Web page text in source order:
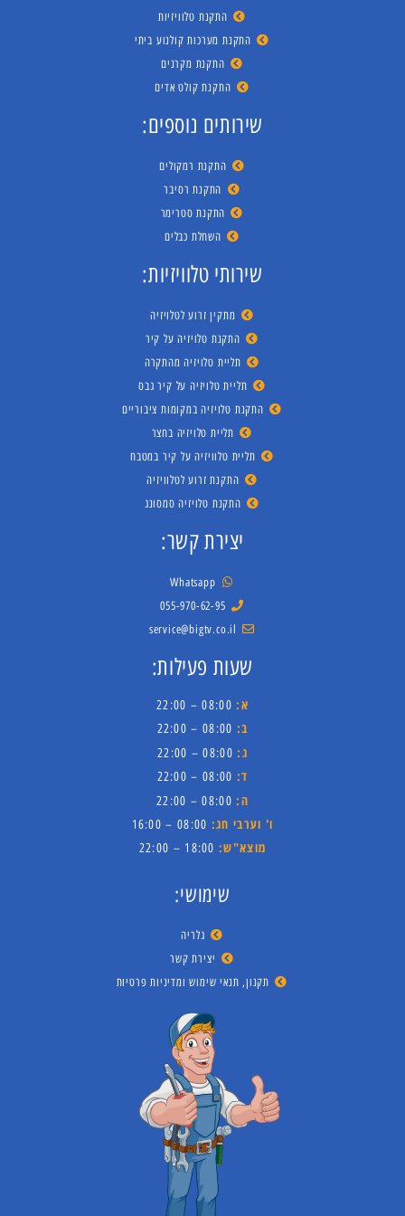
התקנת טלוויזיות
התקנת מערכות קולנוע ביתי
התקנת מקרנים
התקנת קולט אדים
שירותים נוספים:
התקנת רמקולים
התקנת רסיבר
התקנת סטרימר
השחלת כבלים
שירותי טלוויזיות:
מתקין זרוע לטלויזיה
התקנת טלויזיה על קיר
תליית טלויזיה מהתקרה
תליית טלויזיה על קיר גבס
התקנת טלויזיה במקומות ציבוריים
תליית טלויזיה בחצר
תליית טלוויזיה על קיר במטבח
התקנת זרוע לטלוויזיה
התקנת טלויזיה סמסונג
יצירת קשר:
Whatsapp
055-970-62-95
service@bigtv.co.il
שעות פעילות:
א:08:00 – 22:00
ב:
ג:08:00 – 22:00
ד:
ה:08:00 – 22:00
ו' וערבי חג:
מוצא"ש:18:00 – 22:00
שימושי:
גלריה
יצירת קשר
תקנון, תנאי שימוש ומדיניות פרטיות